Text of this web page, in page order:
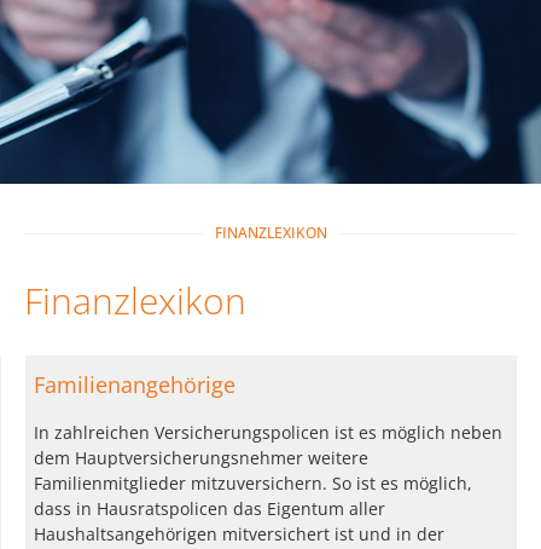
FINANZLEXIKON
Finanzlexikon
Familienangehörige
In zahlreichen Versicherungspolicen ist es möglich neben
dem Hauptversicherungsnehmer weitere
Familienmitglieder mitzuversichern. So ist es möglich,
dass in Hausratspolicen das Eigentum aller
Haushaltsangehörigen mitversichert ist und in der